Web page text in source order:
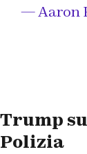
— Aaron
Trump
Polizia